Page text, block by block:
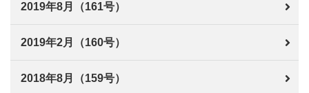
2019年8月（161号）
2019年2月（160号）
2018年8月（159号）